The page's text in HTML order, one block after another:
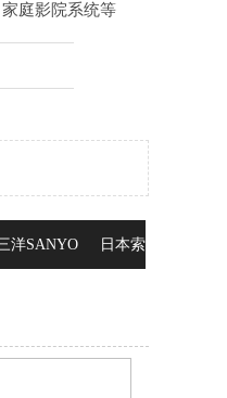
家庭影院系统等
洋SANYO 日本索